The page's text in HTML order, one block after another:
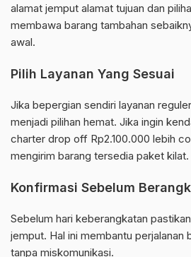
alamat jemput alamat tujuan dan
membawa barang tambahan
awal.
Pilih Layanan Yang Sesuai
Jika bepergian sendiri layanan
menjadi pilihan hemat. Jika ingin
charter drop off Rp2.100.000 lebih
mengirim barang tersedia paket kilat.
Konfirmasi Sebelum
Sebelum hari keberangkatan
jemput. Hal ini membantu perjalanan
tanpa miskomunikasi.